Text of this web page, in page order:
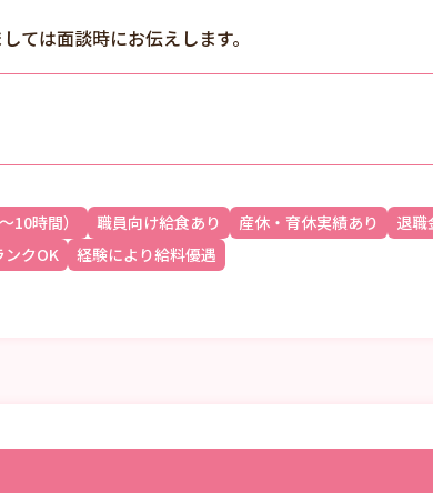
ては面談時にお伝えします。
10時間） 職員向け給食あり 産休・育休実績あり
退職
ンクOK 経験により給料優遇